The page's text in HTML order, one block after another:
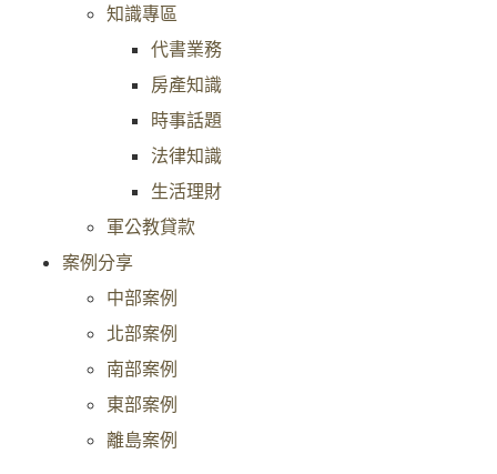
知識專區
代書業務
房產知識
時事話題
法律知識
生活理財
軍公教貸款
案例分享
中部案例
北部案例
南部案例
東部案例
離島案例